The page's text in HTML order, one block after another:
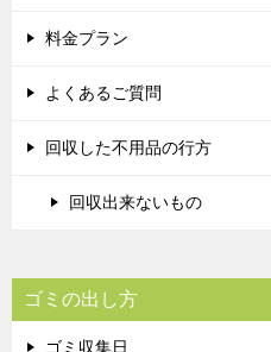
料金プラン
よくあるご質問
回収した不用品の行方
回収出来ないもの
ゴミの出し方
ゴミ収集日